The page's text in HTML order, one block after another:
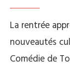
La rentrée
nouveautés
Comédie de